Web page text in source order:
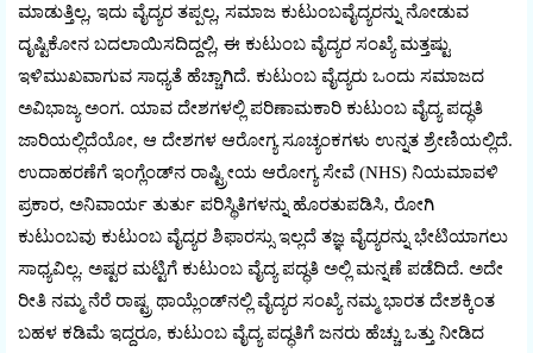
ಮಾಡುತ್ತಿಲ್ಲ, ಇದು ವೈದ್ಯರ ತಪ್ಪಲ್ಲ, ಸಮಾಜ ಕುಟುಂಬವೈದ್ಯರನ್ನು ನೋಡುವ
ದೃಷ್ಟಿಕೋನ ಬದಲಾಯಿಸದಿದ್ದಲ್ಲಿ, ಈ ಕುಟುಂಬ ವೈದ್ಯರ ಸಂಖ್ಯೆ ಮತ್ತಷ್ಟು
ಇಳಿಮುಖವಾಗುವ ಸಾಧ್ಯತೆ ಹೆಚ್ಚಾಗಿದೆ. ಕುಟುಂಬ ವೈದ್ಯರು ಒಂದು ಸಮಾಜದ
ಅವಿಭಾಜ್ಯ ಅಂಗ. ಯಾವ ದೇಶಗಳಲ್ಲಿ ಪರಿಣಾಮಕಾರಿ ಕುಟುಂಬ ವೈದ್ಯ ಪದ್ಧತಿ
ಜಾರಿಯಲ್ಲಿದೆಯೋ, ಆ ದೇಶಗಳ ಆರೋಗ್ಯ ಸೂಚ್ಯಂಕಗಳು ಉನ್ನತ ಶ್ರೇಣಿಯಲ್ಲಿದೆ.
ಉದಾಹರಣೆಗೆ ಇಂಗ್ಲೆಂಡ್‌ನ ರಾಷ್ಟ್ರೀಯ ಆರೋಗ್ಯ ಸೇವೆ (NHS) ನಿಯಮಾವಳಿ
ಪ್ರಕಾರ, ಅನಿವಾರ್ಯ ತುರ್ತು ಪರಿಸ್ಥಿತಿಗಳನ್ನು ಹೊರತುಪಡಿಸಿ, ರೋಗಿ
ಕುಟುಂಬವು ಕುಟುಂಬ ವೈದ್ಯರ ಶಿಫಾರಸ್ಸು ಇಲ್ಲದೆ ತಜ್ಞ ವೈದ್ಯರನ್ನು ಭೇಟಿಯಾಗಲು
ಸಾಧ್ಯವಿಲ್ಲ. ಅಷ್ಟರ ಮಟ್ಟಿಗೆ ಕುಟುಂಬ ವೈದ್ಯ ಪದ್ಧತಿ ಅಲ್ಲಿ ಮನ್ನಣೆ ಪಡೆದಿದೆ. ಅದೇ
ರೀತಿ ನಮ್ಮ ನೆರೆ ರಾಷ್ಟ್ರ ಥಾಯ್ಲೆಂಡ್‌ನಲ್ಲಿ ವೈದ್ಯರ ಸಂಖ್ಯೆ ನಮ್ಮ ಭಾರತ ದೇಶಕ್ಕಿಂತ
ಬಹಳ ಕಡಿಮೆ ಇದ್ದರೂ, ಕುಟುಂಬ ವೈದ್ಯ ಪದ್ಧತಿಗೆ ಜನರು ಹೆಚ್ಚು ಒತ್ತು ನೀಡಿದ